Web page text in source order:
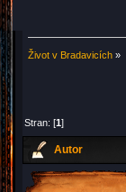
Život v Bradavicích »
Stran: [1]
Autor